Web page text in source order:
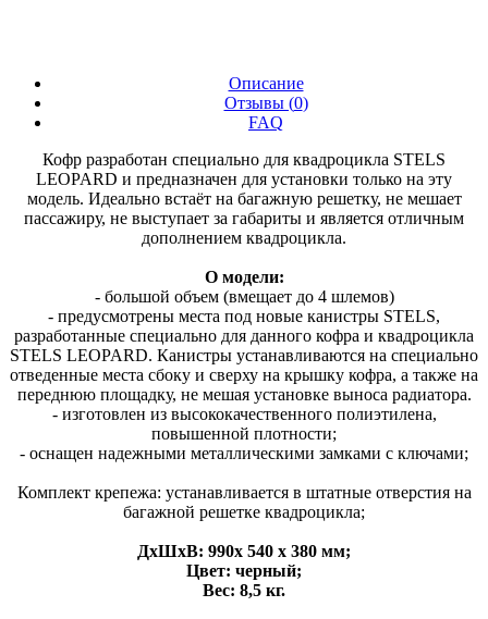
Описание
Отзывы (0)
FAQ
Кофр разработан специально для квадроцикла STELS
LEOPARD и предназначен для установки только на эту
модель. Идеально встаёт на багажную решетку, не мешает
пассажиру, не выступает за габариты и является отличным
дополнением квадроцикла.
О модели:
- большой объем (вмещает до 4 шлемов)
- предусмотрены места под новые канистры STELS,
разработанные специально для данного кофра и квадроцикла
STELS LEOPARD. Канистры устанавливаются на специально
отведенные места сбоку и сверху на крышку кофра, а также на
переднюю площадку, не мешая установке выноса радиатора.
- изготовлен из высококачественного полиэтилена,
повышенной плотности;
- оснащен надежными металлическими замками с ключами;
Комплект крепежа: устанавливается в штатные отверстия на
багажной решетке квадроцикла;
ДхШхВ: 990х 540 х 380 мм;
Цвет: черный;
Вес: 8,5 кг.